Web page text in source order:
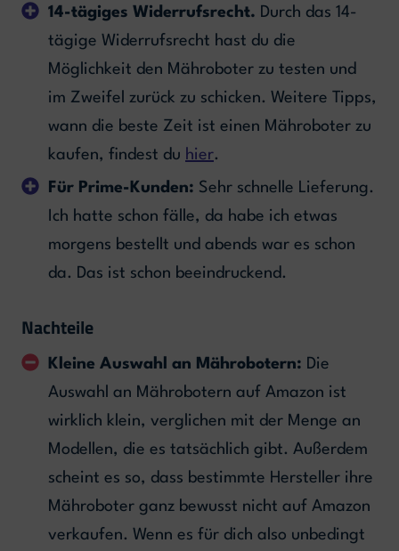
14-tägiges Widerrufsrecht. Durch das 14-
tägige Widerrufsrecht hast du die
Möglichkeit den Mähroboter zu testen und
im Zweifel zurück zu schicken. Weitere Tipps,
wann die beste Zeit ist einen Mähroboter zu
kaufen, findest du hier.
Für Prime-Kunden: Sehr schnelle Lieferung.
Ich hatte schon fälle, da habe ich etwas
morgens bestellt und abends war es schon
da. Das ist schon beeindruckend.
Nachteile
Kleine Auswahl an Mährobotern: Die
Auswahl an Mährobotern auf Amazon ist
wirklich klein, verglichen mit der Menge an
Modellen, die es tatsächlich gibt. Außerdem
scheint es so, dass bestimmte Hersteller ihre
Mähroboter ganz bewusst nicht auf Amazon
verkaufen. Wenn es für dich also unbedingt